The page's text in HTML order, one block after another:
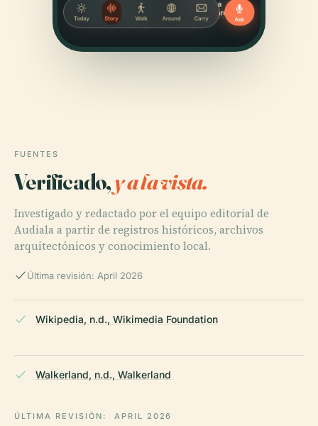
FUENTES
Verificado,y a la vista.
Investigado y redactado por el equipo editorial de
Audiala a partir de registros históricos, archivos
arquitectónicos y conocimiento local.
Última revisión: April 2026
Wikipedia, n.d., Wikimedia Foundation
Walkerland, n.d., Walkerland
ÚLTIMA REVISIÓN: APRIL 2026